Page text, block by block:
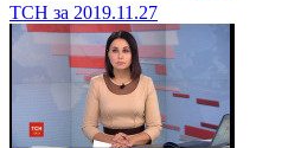
ТСН за 2019.11.27